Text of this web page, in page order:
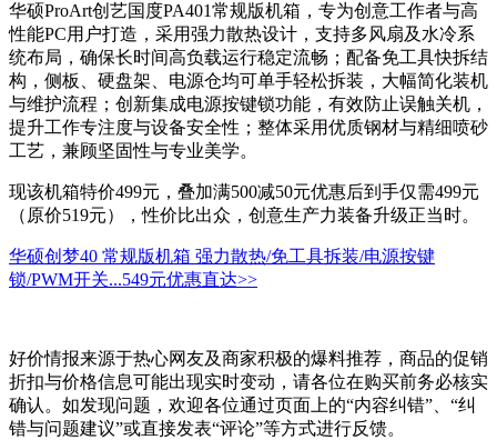
华硕ProArt创艺国度PA401常规版机箱，专为创意工作者与高
性能PC用户打造，采用强力散热设计，支持多风扇及水冷系
统布局，确保长时间高负载运行稳定流畅；配备免工具快拆结
构，侧板、硬盘架、电源仓均可单手轻松拆装，大幅简化装机
与维护流程；创新集成电源按键锁功能，有效防止误触关机，
提升工作专注度与设备安全性；整体采用优质钢材与精细喷砂
工艺，兼顾坚固性与专业美学。
现该机箱特价499元，叠加满500减50元优惠后到手仅需499元
（原价519元），性价比出众，创意生产力装备升级正当时。
华硕创梦40 常规版机箱 强力散热/免工具拆装/电源按键
锁/PWM开关...549元优惠直达>>
好价情报来源于热心网友及商家积极的爆料推荐，商品的促销
折扣与价格信息可能出现实时变动，请各位在购买前务必核实
确认。如发现问题，欢迎各位通过页面上的“内容纠错”、“纠
错与问题建议”或直接发表“评论”等方式进行反馈。